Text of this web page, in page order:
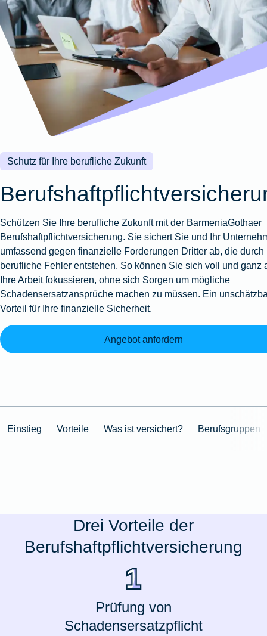
Wohnungsschutzbrief
Zur
Produktübersicht
Gewässerschadenhaftpflicht
Zur
Produktübersicht
Zur
Produktübersicht
Reisehaftpflichtversicherung
Reiserücktrittsversicherung
Produktübersicht
Zur
Produktübersicht
Zur
Produktübersicht
Zur
Produktübersicht
Montageversicherung
Zur
Produktübersicht
Gruppenunfall für
Betriebe
Gruppenunfall für
Zur
Produktübersicht
Kunstversicherung
Ausstellungsversicherung
Valorenversicherung
Oldtimersammlungsversicherung
Produktübersicht
Schutz für Ihre berufliche Zukunft
Schützen Sie Ihre berufliche Zukunft mit der BarmeniaGothaer
Berufshaftpflichtversicherung. Sie sichert Sie und Ihr
umfassend gegen finanzielle Forderungen Dritter ab, die durch
berufliche Fehler entstehen. So können Sie sich voll und ganz
Ihre Arbeit fokussieren, ohne sich Sorgen um mögliche
Schadensersatzansprüche machen zu müssen. Ein
Vorteil für Ihre finanzielle Sicherheit.
Angebot anfordern
Einstieg Vorteile Was ist versichert? Berufsgruppen
Drei Vorteile der
Berufshaftpflichtversicherung
Prüfung von
Schadensersatzpflicht